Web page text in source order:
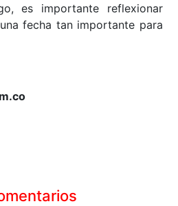
es importante reflexionar
fecha tan importante para